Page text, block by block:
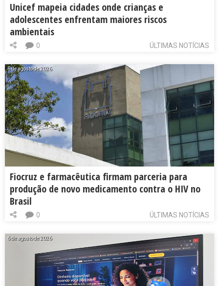
Unicef mapeia cidades onde crianças e
adolescentes enfrentam maiores riscos
ambientais
ÚLTIMAS NOTÍCIAS
0
6 de agosto de 2026
Fiocruz e farmacêutica firmam parceria para
produção de novo medicamento contra o HIV no
Brasil
ÚLTIMAS NOTÍCIAS
0
6 de agosto de 2026